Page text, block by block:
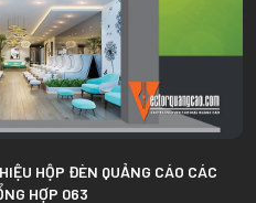
HỘP ĐÈN QUẢNG CÁO CÁC
HỢP 063